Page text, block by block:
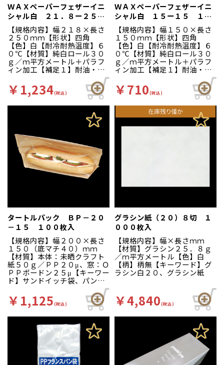
ＷＡＸペーパーフェザーイニ
シャル白 ２１．８ー２５
１００枚入り
【規格内容】幅２１８×長さ
２５０ｍｍ【形状】四角
【色】白【耐冷耐熱温度】６
０℃【材質】純白ロール３０
ｇ／ｍ平方メートル＋パラフ
ィン加工【補足１】耐油・耐
水加工【商品特徴】両面がＷ
ＡＸ加工された耐油・耐水性
のあるシートです。ランチボ
ックスの敷紙やお菓子のラッ
いサイズです。 ※オーブ
ン・電子レンジにはご使用い
ただけません（耐熱温度：６
０℃）。
￥1,234(税込)
ＷＡＸペーパーフェザーイニ
シャル白 １５ー１５ １０
０枚入
【規格内容】幅１５０×長さ
１５０ｍｍ【形状】四角
【色】白【耐冷耐熱温度】６
０℃【材質】純白ロール３０
ｇ／ｍ平方メートル＋パラフ
ィン加工【補足１】耐油・耐
水加工【商品特徴】両面がＷ
ＡＸ加工された耐油・耐水性
のあるシートです。ランチボ
ックスの敷紙やお菓子のラッ
ピングにぴったりの使いやす
いサイズです。 ※オーブ
ン・電子レンジにはご使用い
￥710(税込)
タートルパック ＢＰ－２０
－１５ １００枚入
【規格内容】幅２００×長さ
１５０（底マチ４０）ｍｍ
【材質】本体：未晒クラフト
紙５０ｇ／ＰＰ２０μ、窓：Ｏ
ＰＰボードン２５μ【キーワー
ド】サンドイッチ袋、パン
袋、タートルパック【商品特
徴】防曇フィルムを使用でデ
ィスプレイ効果抜群です。
￥1,125(税込)
グラシン紙（２０）８切 １
０００枚入
【規格内容】幅×長さｍｍ
【材質】グラシン２５．８ｇ
／ｍ平方メートル【色】白
【柄】柄無【キーワード】グ
ラシン白２０、グラシン紙
￥4,840(税込)